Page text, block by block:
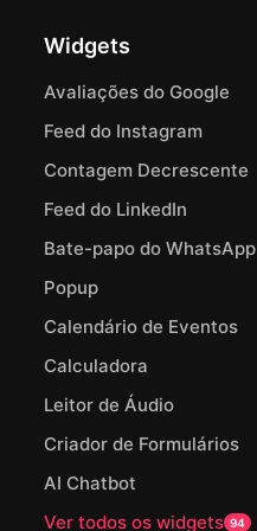
Widgets
Avaliações do Google
Feed do Instagram
Contagem Decrescente
Feed do LinkedIn
Bate-papo do WhatsApp
Popup
Calendário de Eventos
Calculadora
Leitor de Áudio
Criador de Formulários
AI Chatbot
Ver todos os widgets 94